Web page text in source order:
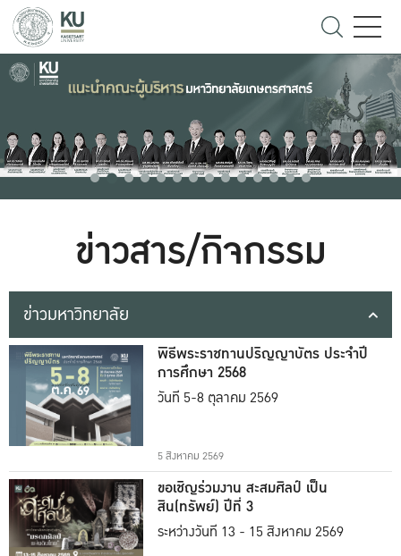
ข่าวสาร/กิจกรรม
ข่าวมหาวิทยาลัย
พิธีพระราชทานปริญญาบัตร ประจำปี
การศึกษา 2568
วันที่ 5-8 ตุลาคม 2569
5 สิงหาคม 2569
ขอเชิญร่วมงาน สะสมศิลป์ เป็น
สิน(ทรัพย์) ปีที่ 3
ระหว่างวันที่ 13 - 15 สิงหาคม 2569